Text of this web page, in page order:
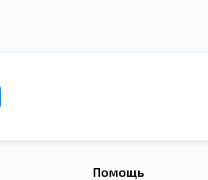
Помощь